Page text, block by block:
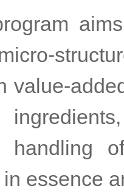
value-
handling
essence